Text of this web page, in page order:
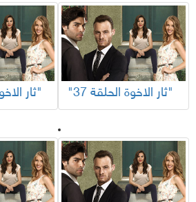
"ثار الاخوة الحلقة 37" "ثار الاخوة الحلقة 36"